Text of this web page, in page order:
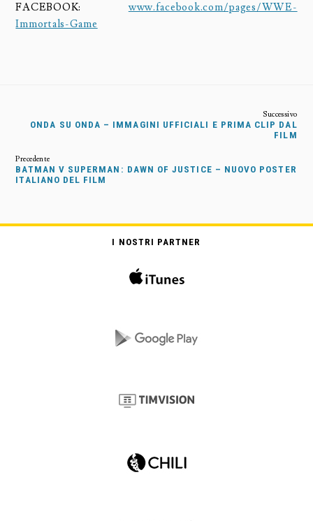
FACEBOOK:www.facebook.com/pages/WWE-
Immortals-Game
ONDA SU ONDA – IMMAGINI UFFICIALI E PRIMA CLIP DAL
FILM
BATMAN V SUPERMAN: DAWN OF JUSTICE – NUOVO POSTER
ITALIANO DEL FILM
I NOSTRI PARTNER